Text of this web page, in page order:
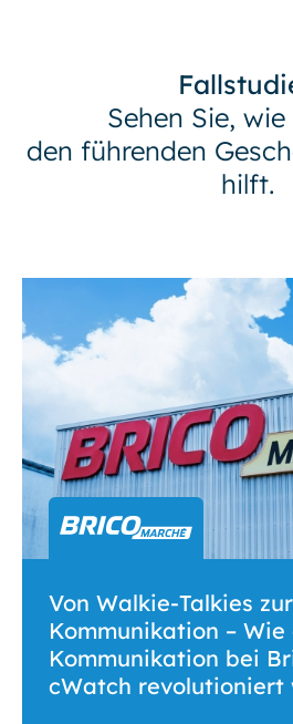
Sehen Sie,
den führenden
hilft.
Von Walkie-Talkies
Kommunikation – Wie
Kommunikation bei
cWatch revolutioniert